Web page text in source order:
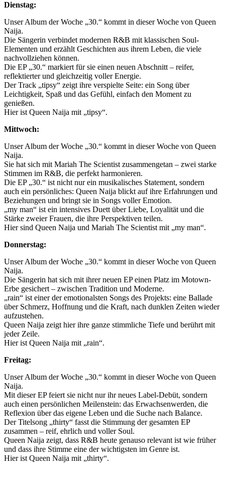
Dienstag:
Unser Album der Woche „30.“ kommt in dieser Woche von Queen
Naija.
Die Sängerin verbindet modernen R&B mit klassischen Soul-
Elementen und erzählt Geschichten aus ihrem Leben, die viele
nachvollziehen können.
Die EP „30.“ markiert für sie einen neuen Abschnitt – reifer,
reflektierter und gleichzeitig voller Energie.
Der Track „tipsy“ zeigt ihre verspielte Seite: ein Song über
Leichtigkeit, Spaß und das Gefühl, einfach den Moment zu
genießen.
Hier ist Queen Naija mit „tipsy“.
Mittwoch:
Unser Album der Woche „30.“ kommt in dieser Woche von Queen
Naija.
Sie hat sich mit Mariah The Scientist zusammengetan – zwei starke
Stimmen im R&B, die perfekt harmonieren.
Die EP „30.“ ist nicht nur ein musikalisches Statement, sondern
auch ein persönliches: Queen Naija blickt auf ihre Erfahrungen und
Beziehungen und bringt sie in Songs voller Emotion.
„my man“ ist ein intensives Duett über Liebe, Loyalität und die
Stärke zweier Frauen, die ihre Perspektiven teilen.
Hier sind Queen Naija und Mariah The Scientist mit „my man“.
Donnerstag:
Unser Album der Woche „30.“ kommt in dieser Woche von Queen
Naija.
Die Sängerin hat sich mit ihrer neuen EP einen Platz im Motown-
Erbe gesichert – zwischen Tradition und Moderne.
„rain“ ist einer der emotionalsten Songs des Projekts: eine Ballade
über Schmerz, Hoffnung und die Kraft, nach dunklen Zeiten wieder
aufzustehen.
Queen Naija zeigt hier ihre ganze stimmliche Tiefe und berührt mit
jeder Zeile.
Hier ist Queen Naija mit „rain“.
Freitag:
Unser Album der Woche „30.“ kommt in dieser Woche von Queen
Naija.
Mit dieser EP feiert sie nicht nur ihr neues Label-Debüt, sondern
auch einen persönlichen Meilenstein: das Erwachsenwerden, die
Reflexion über das eigene Leben und die Suche nach Balance.
Der Titelsong „thirty“ fasst die Stimmung der gesamten EP
zusammen – reif, ehrlich und voller Soul.
Queen Naija zeigt, dass R&B heute genauso relevant ist wie früher
und dass ihre Stimme eine der wichtigsten im Genre ist.
Hier ist Queen Naija mit „thirty“.